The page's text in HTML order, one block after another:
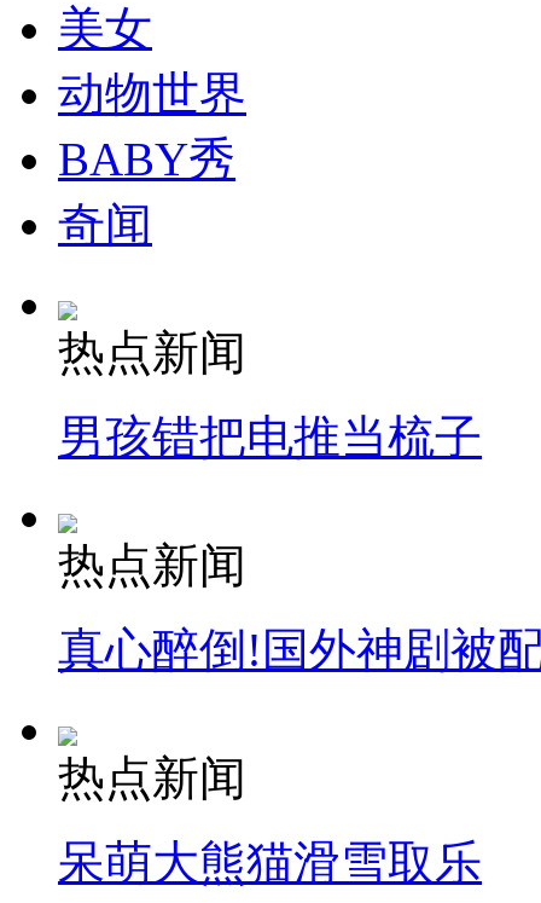
消防员救轻生者
美女
动物世界
BABY秀
奇闻
热点新闻
男孩错把电推当梳子
热点新闻
真心醉倒!国外神剧被
热点新闻
呆萌大熊猫滑雪取乐